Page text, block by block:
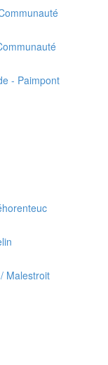
- Paimpont
Malestroit